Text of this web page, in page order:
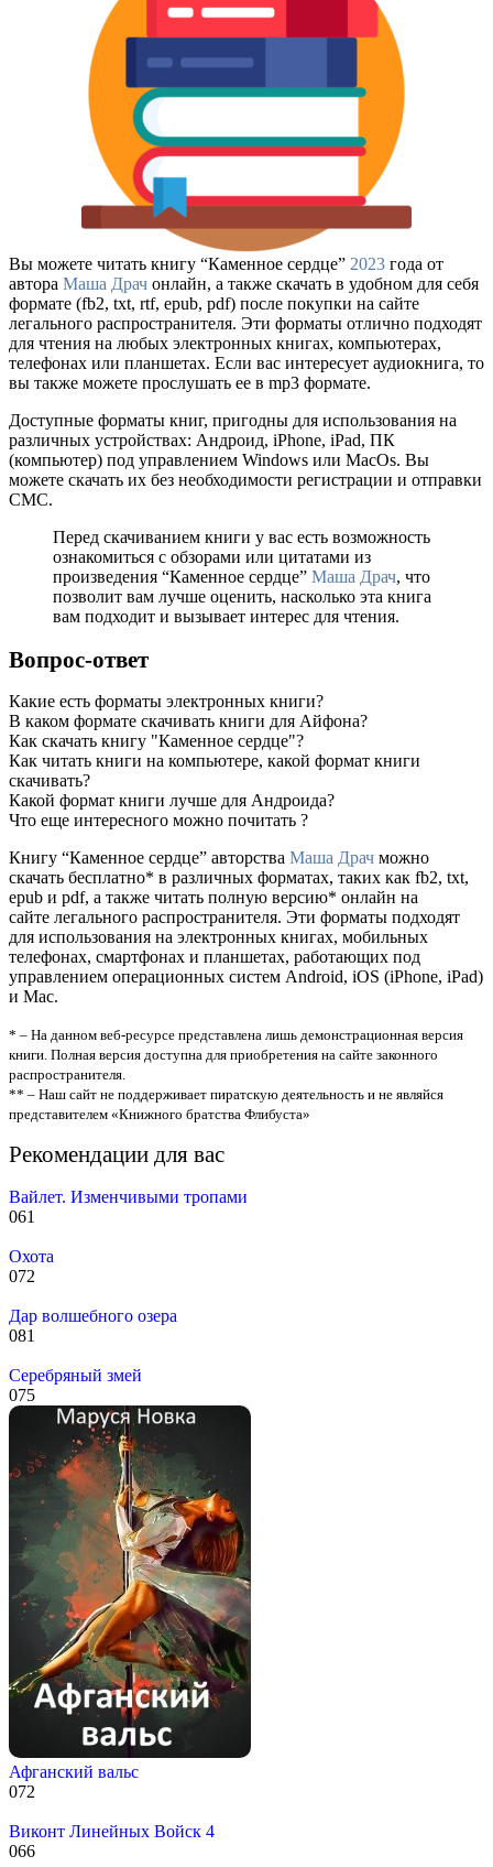
Вы можете читать книгу “Каменное сердце” 2023 года от
автора Маша Драч онлайн, а также скачать в удобном для себя
формате (fb2, txt, rtf, epub, pdf) после покупки на сайте
легального распространителя. Эти форматы отлично подходят
для чтения на любых электронных книгах, компьютерах,
телефонах или планшетах. Если вас интересует аудиокнига, то
вы также можете прослушать ее в mp3 формате.
Доступные форматы книг, пригодны для использования на
различных устройствах: Андроид, iPhone, iPad, ПК
(компьютер) под управлением Windows или MacOs. Вы
можете скачать их без необходимости регистрации и отправки
СМС.
Перед скачиванием книги у вас есть возможность
ознакомиться с обзорами или цитатами из
произведения “Каменное сердце” Маша Драч, что
позволит вам лучше оценить, насколько эта книга
вам подходит и вызывает интерес для чтения.
Вопрос-ответ
Какие есть форматы электронных книги?
В каком формате скачивать книги для Айфона?
Как скачать книгу "Каменное сердце"?
Как читать книги на компьютере, какой формат книги
скачивать?
Какой формат книги лучше для Андроида?
Что еще интересного можно почитать ?
Книгу “Каменное сердце” авторства Маша Драч можно
скачать бесплатно* в различных форматах, таких как fb2, txt,
epub и pdf, а также читать полную версию* онлайн на
сайте легального распространителя. Эти форматы подходят
для использования на электронных книгах, мобильных
телефонах, смартфонах и планшетах, работающих под
управлением операционных систем Android, iOS (iPhone, iPad)
и Mac.
* – На данном веб-ресурсе представлена лишь демонстрационная версия
книги. Полная версия доступна для приобретения на сайте законного
распространителя.
** – Наш сайт не поддерживает пиратскую деятельность и не являйся
представителем «Книжного братства Флибуста»
Рекомендации для вас
Вайлет. Изменчивыми тропами
061
Охота
072
Дар волшебного озера
081
Серебряный змей
075
Афганский вальс
072
Виконт Линейных Войск 4
066